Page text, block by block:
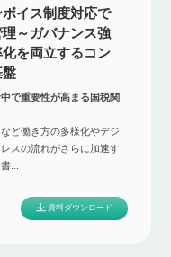
イス制度対応で
理～ガバナンス強
を両立するコン
盤
で重要性が高まる国税関
ど働き方の多様化やデジ
スの流れがさらに加速す
...
資料ダウンロード